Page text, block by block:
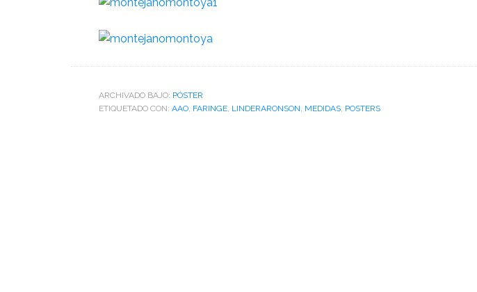
ARCHIVADO BAJO: PÓSTER
ETIQUETADO CON: AAO, FARINGE, LINDERARONSON, MEDIDAS, POSTERS